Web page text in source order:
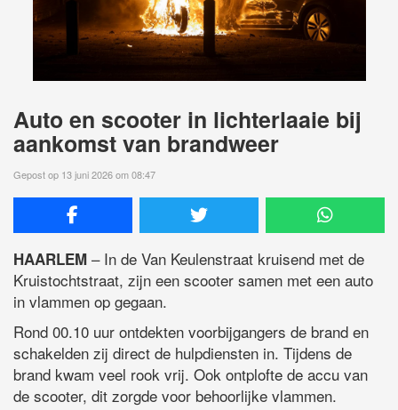
Auto en scooter in lichterlaaie bij
aankomst van brandweer
Gepost op 13 juni 2026 om 08:47
HAARLEM – In de Van Keulenstraat kruisend met de
Kruistochtstraat, zijn een scooter samen met een auto
in vlammen op gegaan.
Rond 00.10 uur ontdekten voorbijgangers de brand en
schakelden zij direct de hulpdiensten in. Tijdens de
brand kwam veel rook vrij. Ook ontplofte de accu van
de scooter, dit zorgde voor behoorlijke vlammen.